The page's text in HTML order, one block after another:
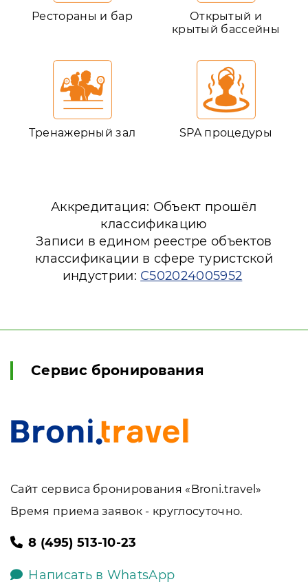
Рестораны и бар
Открытый и
крытый бассейны
Тренажерный зал SPA процедуры
Аккредитация: Объект прошёл
классификацию
Записи в едином реестре объектов
классификации в сфере туристской
индустрии: С502024005952
Сервис бронирования
Сайт сервиса бронирования «Broni.travel»
Время приема заявок - круглосуточно.
8 (495) 513-10-23
Написать в WhatsApp